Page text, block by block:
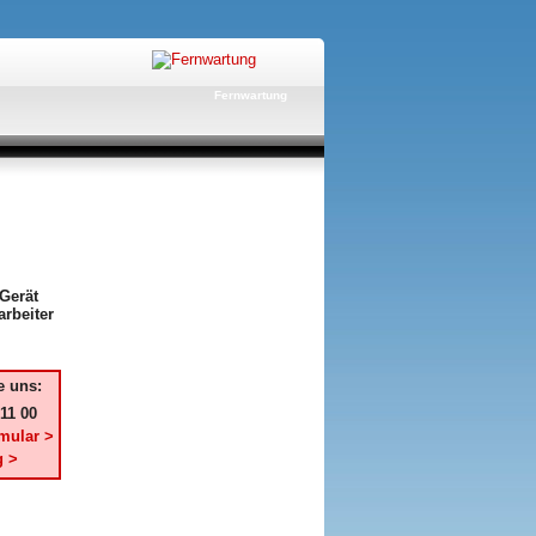
Fernwartung
uns:
00
>
>